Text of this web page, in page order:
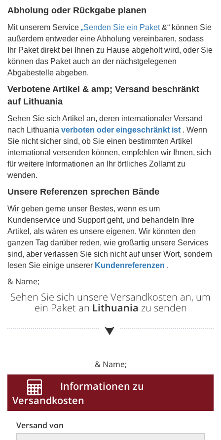
Abholung oder Rückgabe planen
Mit unserem Service „Senden Sie ein Paket&“ können Sie
außerdem entweder eine Abholung vereinbaren, sodass
Ihr Paket direkt bei Ihnen zu Hause abgeholt wird, oder Sie
können das Paket auch an der nächstgelegenen
Abgabestelle abgeben.
Verbotene Artikel & amp; Versand beschränkt
auf Lithuania
Sehen Sie sich Artikel an, deren internationaler Versand
nach Lithuania verboten oder eingeschränkt ist . Wenn
Sie nicht sicher sind, ob Sie einen bestimmten Artikel
international versenden können, empfehlen wir Ihnen, sich
für weitere Informationen an Ihr örtliches Zollamt zu
wenden.
Unsere Referenzen sprechen Bände
Wir geben gerne unser Bestes, wenn es um
Kundenservice und Support geht, und behandeln Ihre
Artikel, als wären es unsere eigenen. Wir könnten den
ganzen Tag darüber reden, wie großartig unsere Services
sind, aber verlassen Sie sich nicht auf unser Wort, sondern
lesen Sie einige unserer Kundenreferenzen .
& Name;
Sehen Sie sich unsere Versandkosten an, um
ein Paket an Lithuania zu senden
& Name;
Informationen zu
Versandkosten
Versand von